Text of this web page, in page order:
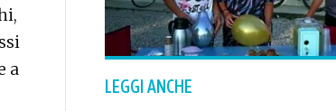
a
LEGGI ANCHE